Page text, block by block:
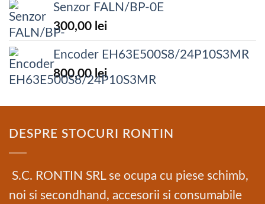
Senzor FALN/BP-0E
300,00 lei
Encoder EH63E500S8/24P10S3MR
800,00 lei
DESPRE STOCURI RONTIN
S.C. RONTIN SRL se ocupa cu piese schimb,
noi si secondhand, accesorii si consumabile